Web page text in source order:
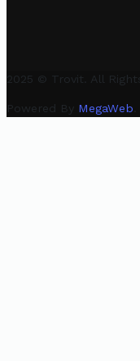
2025 © Trovit. All
Powered By MegaWeb